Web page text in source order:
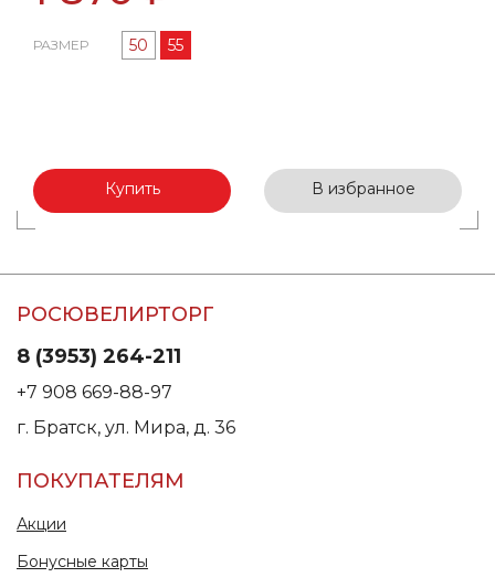
РАЗМЕР 50 55
Купить В избранное
РОСЮВЕЛИРТОРГ
8 (3953) 264-211
+7 908 669-88-97
г. Братск, ул. Мира, д. 36
ПОКУПАТЕЛЯМ
Акции
Бонусные карты